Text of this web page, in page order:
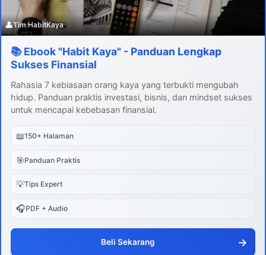
👤Tim HabitKaya
📚 Ebook "Habit Kaya" - Panduan Lengkap
Sukses Finansial
Rahasia 7 kebiasaan orang kaya yang terbukti mengubah
hidup. Panduan praktis investasi, bisnis, dan mindset sukses
untuk mencapai kebebasan finansial.
📖150+ Halaman
🎯Panduan Praktis
💡Tips Expert
🎧PDF + Audio
Beli Sekarang →